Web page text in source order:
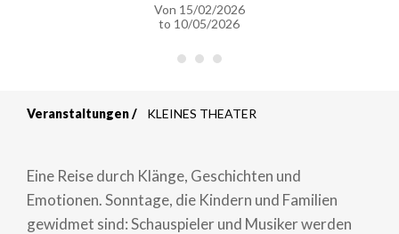
Von 15/02/2026
to 10/05/2026
Breadcrumb
Veranstaltungen KLEINES THEATER
Eine Reise durch Klänge, Geschichten und
Emotionen. Sonntage, die Kindern und Familien
gewidmet sind: Schauspieler und Musiker werden